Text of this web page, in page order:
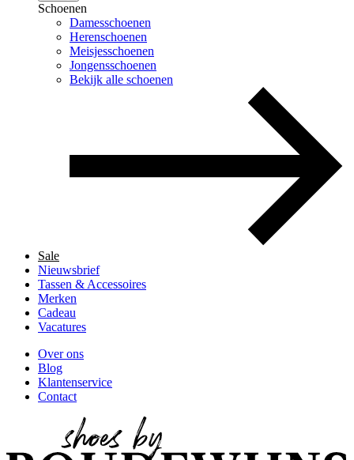
Schoenen
Damesschoenen
Herenschoenen
Meisjesschoenen
Jongensschoenen
Bekijk alle schoenen
Sale
Nieuwsbrief
Tassen & Accessoires
Merken
Cadeau
Vacatures
Over ons
Blog
Klantenservice
Contact